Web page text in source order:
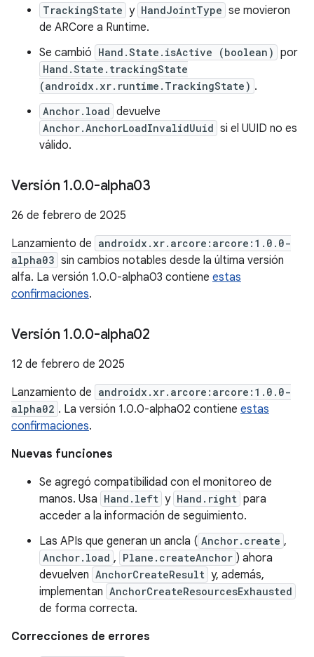
TrackingState y HandJointType se movieron
de ARCore a Runtime.
Se cambió Hand.State.isActive (boolean) por
Hand.State.trackingState
(androidx.xr.runtime.TrackingState) .
Anchor.load devuelve
Anchor.AnchorLoadInvalidUuid si el UUID no es
válido.
Versión 1.0.0-alpha03
26 de febrero de 2025
Lanzamiento de androidx.xr.arcore:arcore:1.0.0-
alpha03 sin cambios notables desde la última versión
alfa. La versión 1.0.0-alpha03 contiene estas
confirmaciones.
Versión 1.0.0-alpha02
12 de febrero de 2025
Lanzamiento de androidx.xr.arcore:arcore:1.0.0-
alpha02 . La versión 1.0.0-alpha02 contiene estas
confirmaciones.
Nuevas funciones
Se agregó compatibilidad con el monitoreo de
manos. Usa Hand.left y Hand.right para
acceder a la información de seguimiento.
Las APIs que generan un ancla ( Anchor.create ,
Anchor.load , Plane.createAnchor ) ahora
devuelven AnchorCreateResult y, además,
implementan AnchorCreateResourcesExhausted
de forma correcta.
Correcciones de errores